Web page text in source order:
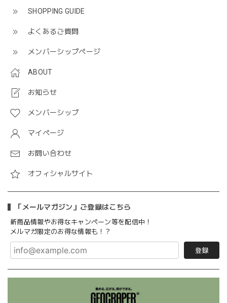
SHOPPING GUIDE
よくあるご質問
メンバーシップページ
ABOUT
お知らせ
メンバーシップ
マイページ
お問い合わせ
オフィシャルサイト
「メールマガジン」ご登録はこちら
新商品情報やお得なキャンペーン等を配信中！
メルマガ限定のお得な情報も！？
登録